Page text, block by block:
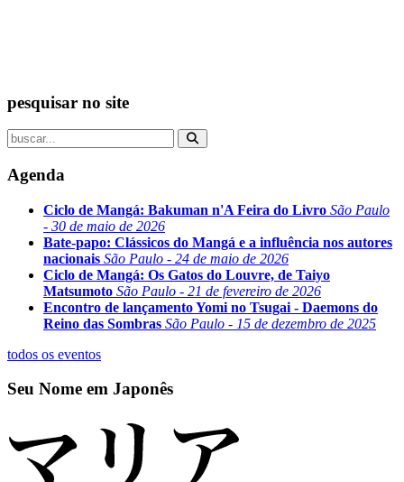
pesquisar no site
Agenda
Ciclo de Mangá: Bakuman n'A Feira do Livro São Paulo
- 30 de maio de 2026
Bate-papo: Clássicos do Mangá e a influência nos autores
nacionais São Paulo - 24 de maio de 2026
Ciclo de Mangá: Os Gatos do Louvre, de Taiyo
Matsumoto São Paulo - 21 de fevereiro de 2026
Encontro de lançamento Yomi no Tsugai - Daemons do
Reino das Sombras São Paulo - 15 de dezembro de 2025
todos os eventos
Seu Nome em Japonês